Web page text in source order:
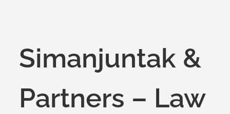
Simanjuntak &
Partners – Law